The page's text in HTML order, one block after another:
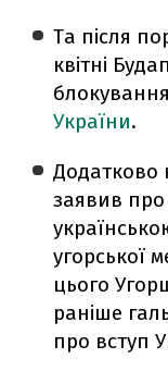
Та після
квітні
блокування
України.
Додатково
заявив
угорської
цього
раніше
про вступ